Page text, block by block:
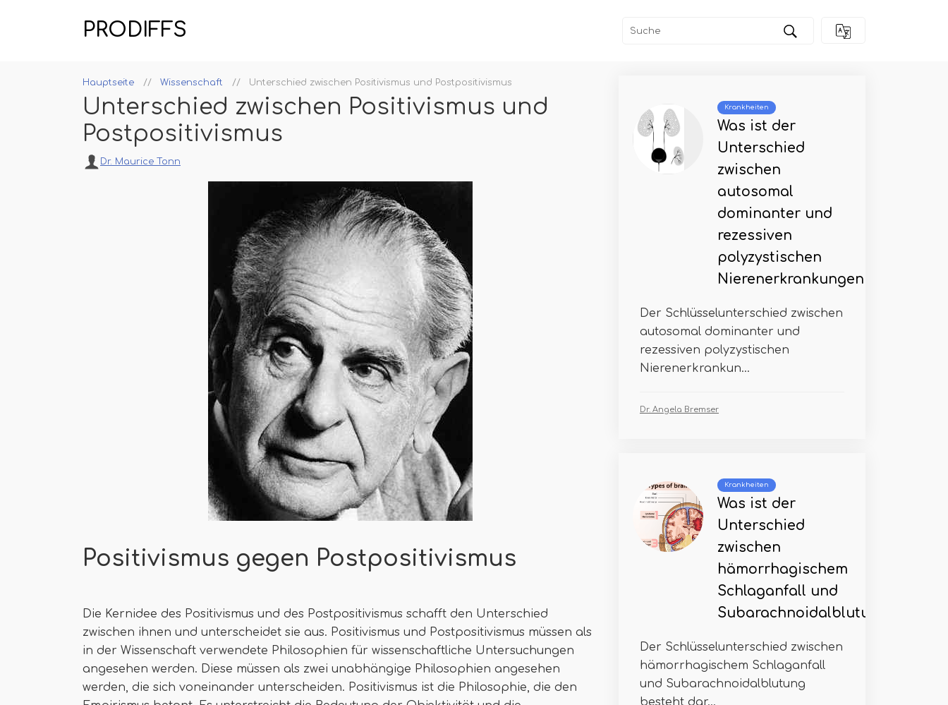
PRODIFFS
Hauptseite Wissenschaft Unterschied zwischen Positivismus und Postpositivismus
Unterschied zwischen Positivismus und
Postpositivismus
Dr. Maurice Tonn
Positivismus gegen Postpositivismus
Die Kernidee des Positivismus und des Postpositivismus schafft den Unterschied
zwischen ihnen und unterscheidet sie aus. Positivismus und Postpositivismus müssen als
in der Wissenschaft verwendete Philosophien für wissenschaftliche Untersuchungen
angesehen werden. Diese müssen als zwei unabhängige Philosophien angesehen
werden, die sich voneinander unterscheiden. Positivismus ist die Philosophie, die den
Krankheiten
Was ist der
Unterschied
zwischen
autosomal
dominanter und
rezessiven
polyzystischen
Nierenerkrankungen
Der Schlüsselunterschied zwischen
autosomal dominanter und
rezessiven polyzystischen
Nierenerkrankun...
Dr. Angela Bremser
Krankheiten
Was ist der
Unterschied
zwischen
hämorrhagischem
Schlaganfall und
Subarachnoidalblutung
Der Schlüsselunterschied zwischen
hämorrhagischem Schlaganfall
und Subarachnoidalblutung
besteht dar...